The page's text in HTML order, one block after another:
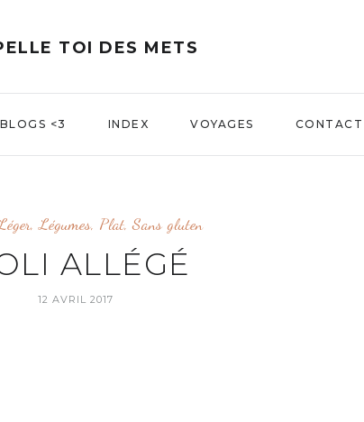
TOI DES METS
BLOGS <3 INDEX VOYAGES CONTACT
,Légumes, Plat,Sans gluten
ALLÉGÉ
12 AVRIL 2017